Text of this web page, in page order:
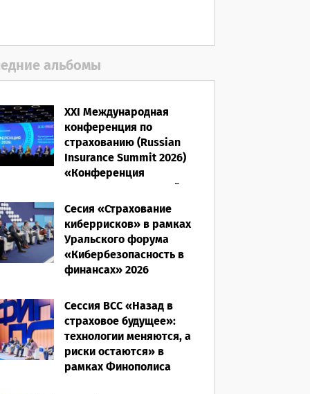
альбомы
XXI Международная
конференция по
страхованию (Russian
Insurance Summit 2026)
«Конференция
ВСС-2026: Культурный
код страхования/
Человеческий фактор»
28.05.2026
Сесия «Страхование
киберрисков» в рамках
Уральского форума
«Кибербезопасность в
финансах» 2026
Сессия ВСС «Назад в
страховое будущее»:
технологии меняются, а
риски остаются» в
рамках Финополиса